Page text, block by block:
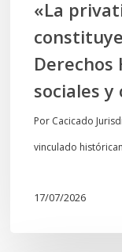
Humanos
económicos,
sociales
culturales
Mapuche»
«La
Derechos
sociales
Por Cacicado
vinculado
17/07/2026